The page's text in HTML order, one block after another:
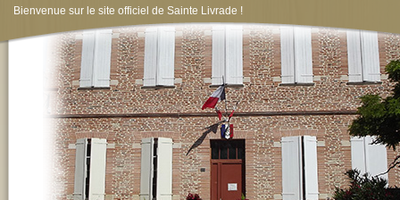
Bienvenue sur le site officiel de Sainte Livrade !